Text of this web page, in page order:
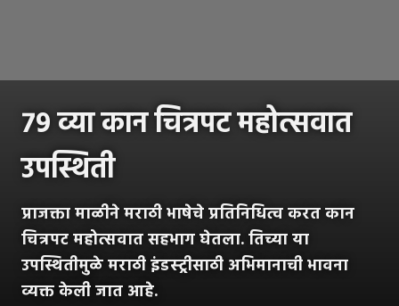
७९ व्या कान चित्रपट महोत्सवात
उपस्थिती
प्राजक्ता माळीने मराठी भाषेचे प्रतिनिधित्व करत कान
चित्रपट महोत्सवात सहभाग घेतला. तिच्या या
उपस्थितीमुळे मराठी इंडस्ट्रीसाठी अभिमानाची भावना
व्यक्त केली जात आहे.